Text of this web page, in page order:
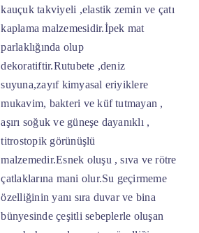
kauçuk takviyeli ,elastik zemin ve çatı
kaplama malzemesidir.İpek mat
parlaklığında olup
dekoratiftir.Rutubete ,deniz
suyuna,zayıf kimyasal eriyiklere
mukavim, bakteri ve küf tutmayan ,
aşırı soğuk ve güneşe dayanıklı ,
titrostopik görünüşlü
malzemedir.Esnek oluşu , sıva ve rötre
çatlaklarına mani olur.Su geçirmeme
özelliğinin yanı sıra duvar ve bina
bünyesinde çeşitli sebeplerle oluşan